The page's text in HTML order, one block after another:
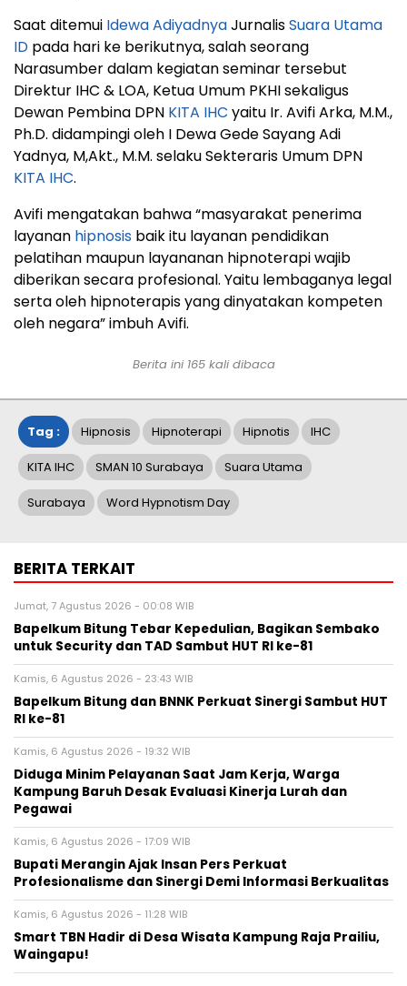
Saat ditemui Idewa AdiyadnyaJurnalisSuara Utama
ID pada hari ke berikutnya, salah seorang
Narasumber dalam kegiatan seminar tersebut
Direktur IHC & LOA, Ketua Umum PKHI sekaligus
Dewan Pembina DPN KITA IHC yaitu Ir. Avifi Arka, M.M.,
Ph.D. didampingi oleh I Dewa Gede Sayang Adi
Yadnya, M,Akt., M.M. selaku Sekteraris Umum DPN
KITA IHC.
Avifi mengatakan bahwa “masyarakat penerima
layanan hipnosis baik itu layanan pendidikan
pelatihan maupun layananan hipnoterapi wajib
diberikan secara profesional. Yaitu lembaganya legal
serta oleh hipnoterapis yang dinyatakan kompeten
oleh negara” imbuh Avifi.
Berita ini 165kali dibaca
Tag : Hipnosis Hipnoterapi Hipnotis IHC
KITA IHC SMAN 10 Surabaya Suara Utama
Surabaya Word Hypnotism Day
BERITA TERKAIT
Jumat, 7 Agustus 2026 - 00:08 WIB
Bapelkum Bitung Tebar Kepedulian, Bagikan Sembako
untuk Security dan TAD Sambut HUT RI ke-81
Kamis, 6 Agustus 2026 - 23:43 WIB
Bapelkum Bitung dan BNNK Perkuat Sinergi Sambut HUT
RI ke-81
Kamis, 6 Agustus 2026 - 19:32 WIB
Diduga Minim Pelayanan Saat Jam Kerja, Warga
Kampung Baruh Desak Evaluasi Kinerja Lurah dan
Pegawai
Kamis, 6 Agustus 2026 - 17:09 WIB
Bupati Merangin Ajak Insan Pers Perkuat
Profesionalisme dan Sinergi Demi Informasi Berkualitas
Kamis, 6 Agustus 2026 - 11:28 WIB
Smart TBN Hadir di Desa Wisata Kampung Raja Prailiu,
Waingapu!